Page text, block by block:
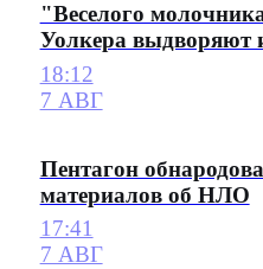
"Веселого
Уолкера выдворяют
18:12
7 АВГ
Пентагон
материалов об НЛО
17:41
7 АВГ